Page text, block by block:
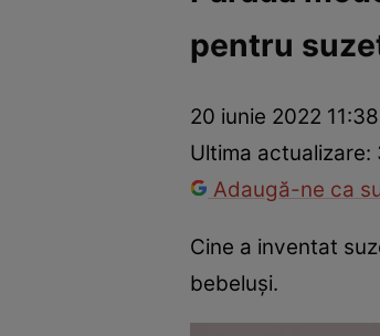
Prevenție și tratamentRemedii naturiste
pentru
20 iunie 2022 11:38
Ultima actualizare:
Adaugă-ne ca
Cine a inventat
bebeluși.